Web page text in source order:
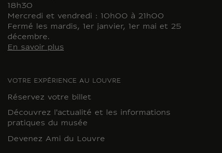
18h30
Mercredi et vendredi : 10h00 à 21h00
Fermé les mardis, 1er janvier, 1er mai et 25
décembre.
En savoir plus
VOTRE EXPÉRIENCE AU LOUVRE
Réservez votre billet
Découvrez l'actualité et les informations
pratiques du musée
Devenez Ami du Louvre